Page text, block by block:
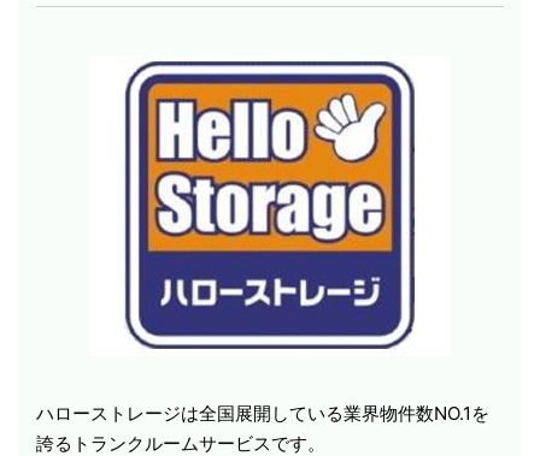
ハローストレージは全国展開している業界物件数NO.1を
誇るトランクルームサービスです。